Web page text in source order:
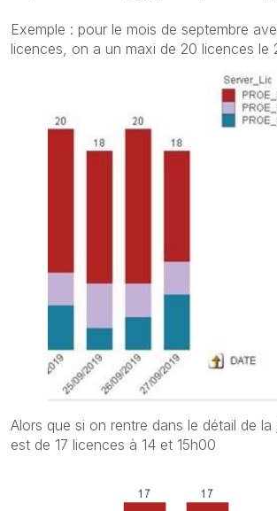
Exemple : pour le mois de septembre
licences, on a un maxi de 20 licences le
Alors que si on rentre dans le détail de
est de 17 licences à 14 et 15h00